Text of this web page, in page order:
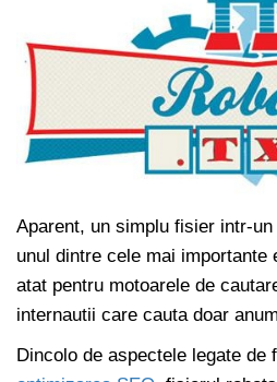
Aparent, un simplu fisier intr-
unul dintre cele mai importante
atat pentru motoarele de
internautii care cauta doar
Dincolo de aspectele legate de